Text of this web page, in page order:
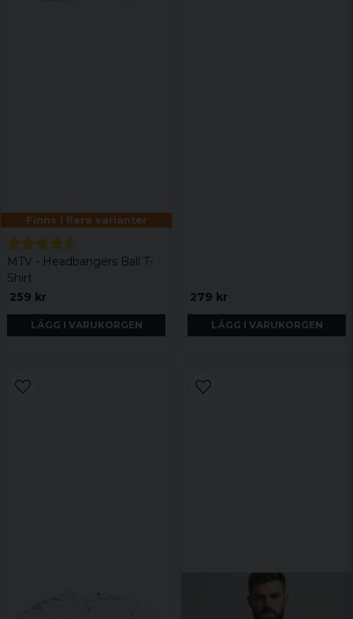
Finns i flera varianter
MTV - Headbangers Ball T-
Shirt
259 kr
LÄGG I VARUKORGEN
279 kr
LÄGG I VARUKORGEN